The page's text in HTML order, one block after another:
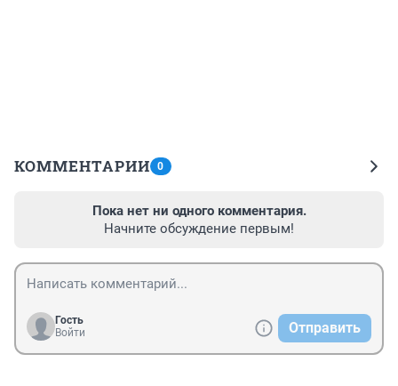
КОММЕНТАРИИ 0
Пока нет ни одного комментария.
Начните обсуждение первым!
Гость
Войти
Отправить